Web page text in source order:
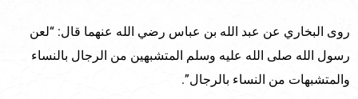
روى البخاري عن عبد الله بن عباس رضي الله عنهما قال: “لعن
رسول الله صلى الله عليه وسلم المتشبهين من الرجال بالنساء
والمتشبهات من النساء بالرجال”.